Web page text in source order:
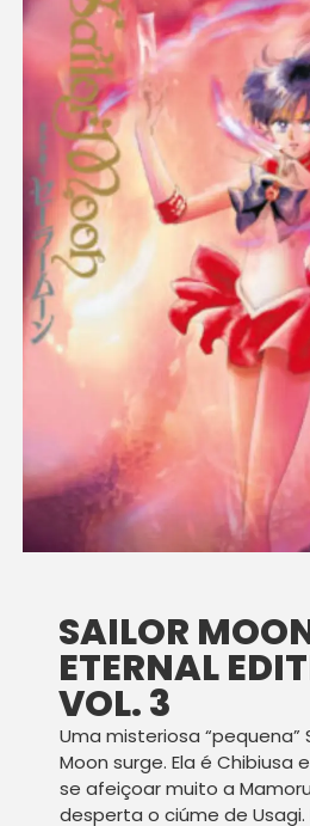
SAILOR
ETERNAL
VOL. 3
Uma misteriosa “pequena”
Moon surge. Ela é Chibiusa
se afeiçoar muito a
desperta o ciúme de Usagi.